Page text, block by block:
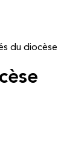
du diocèse